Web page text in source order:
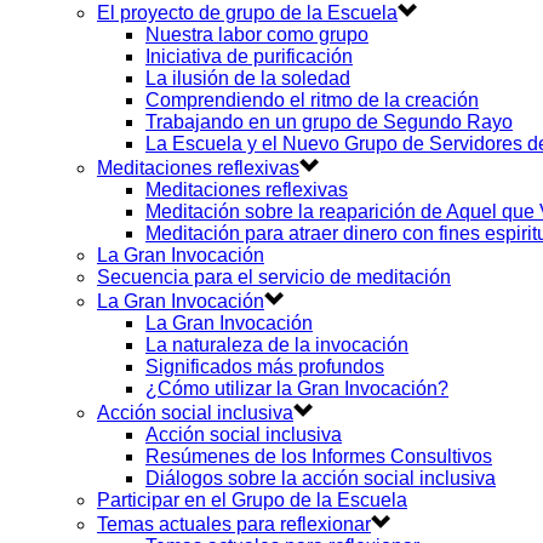
El proyecto de grupo de la Escuela
Nuestra labor como grupo
Iniciativa de purificación
La ilusión de la soledad
Comprendiendo el ritmo de la creación
Trabajando en un grupo de Segundo Rayo
La Escuela y el Nuevo Grupo de Servidores
Meditaciones reflexivas
Meditaciones reflexivas
Meditación sobre la reaparición de Aquel que
Meditación para atraer dinero con fines
La Gran Invocación
Secuencia para el servicio de meditación
La Gran Invocación
La Gran Invocación
La naturaleza de la invocación
Significados más profundos
¿Cómo utilizar la Gran Invocación?
Acción social inclusiva
Acción social inclusiva
Resúmenes de los Informes Consultivos
Diálogos sobre la acción social inclusiva
Participar en el Grupo de la Escuela
Temas actuales para reflexionar